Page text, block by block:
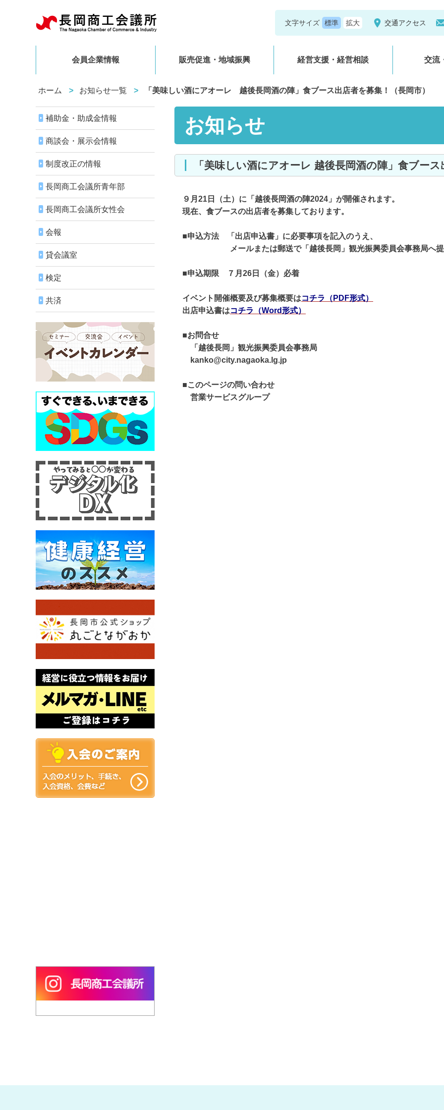
文字サイズ 交通アクセス
会員企業情報 販売促進・地域振興 経営支援・経営相談 交流
ホーム お知らせ一覧 「美味しい酒にアオーレ 越後長岡酒の陣」食ブース出店者を募集！（長岡市）
お知らせ
「美味しい酒にアオーレ 越後長岡酒の陣」食ブー
９月21日（土）に「越後長岡酒の陣2024」が開催されます。
現在、食ブースの出店者を募集しております。
■申込方法 「出店申込書」に必要事項を記入のうえ、
メールまたは郵送で「越後長岡」観光振興委員会事務局へ提
■申込期限 ７月26日（金）必着
イベント開催概要及び募集概要はコチラ（PDF形式）
出店申込書はコチラ（Word形式）
■お問合せ
「越後長岡」観光振興委員会事務局
kanko@city.nagaoka.lg.jp
■このページの問い合わせ
営業サービスグループ
補助金・助成金情報
商談会・展示会情報
制度改正の情報
長岡商工会議所青年部
長岡商工会議所女性会
会報
貸会議室
検定
共済